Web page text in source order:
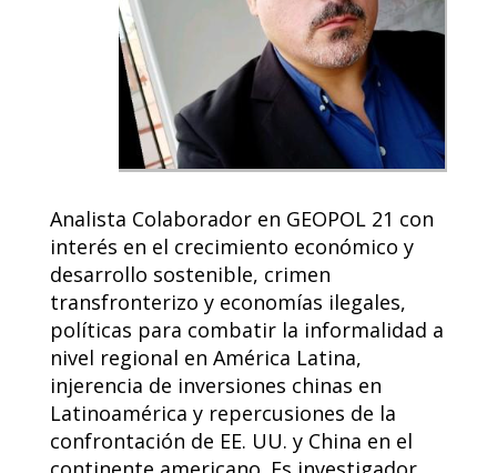
Analista Colaborador en GEOPOL 21 con
interés en el crecimiento económico y
desarrollo sostenible, crimen
transfronterizo y economías ilegales,
políticas para combatir la informalidad a
nivel regional en América Latina,
injerencia de inversiones chinas en
Latinoamérica y repercusiones de la
confrontación de EE. UU. y China en el